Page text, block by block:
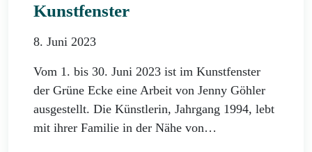
Kunstfenster
8. Juni 2023
Vom 1. bis 30. Juni 2023 ist im Kunstfenster
der Grüne Ecke eine Arbeit von Jenny Göhler
ausgestellt. Die Künstlerin, Jahrgang 1994, lebt
mit ihrer Familie in der Nähe von…